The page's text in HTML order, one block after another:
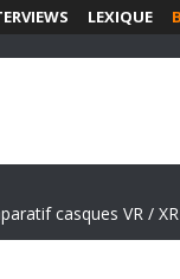
LEXIQUE
casques VR / XR